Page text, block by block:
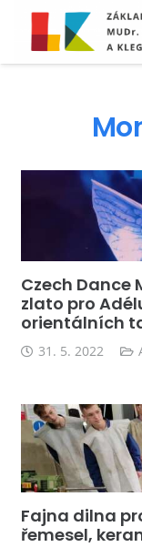
Czech Dance
zlato pro
orientálních
31. 5. 2022
Fajna dilna
řemesel,